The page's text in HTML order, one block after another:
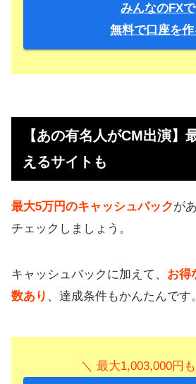
みんなのFXで
無料で口座を作
【あの有名人がCM出演】
えるサイトも
最大5万円のキャッシュバックが
チェックしましょう。
キャッシュバックに加えて、 お得
数あり 、達成条件もかんたんです。
＼ 最大1,003,000円